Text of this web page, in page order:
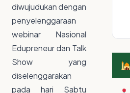
diwujudukan dengan
penyelenggaraan
webinar Nasional
Edupreneur dan Talk
Show yang
diselenggarakan
pada hari Sabtu